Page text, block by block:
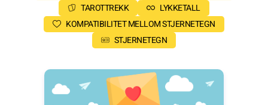
TAROTTREKK
LYKKETALL
KOMPATIBILITET MELLOM STJERNETEGN
STJERNETEGN